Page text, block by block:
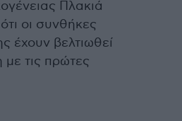
Πλακιά
οι συνθήκες
έχουν βελτιωθεί
τις πρώτες